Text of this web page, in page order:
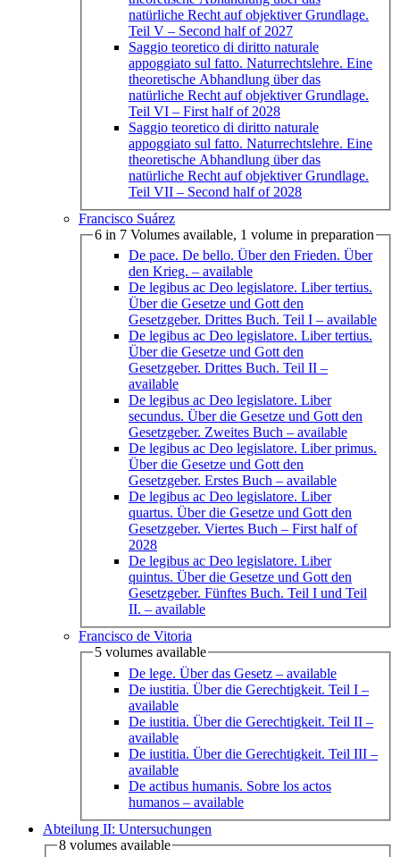
natürliche Recht auf objektiver Grundlage.
Teil V – Second half of 2027
Saggio teoretico di diritto naturale
appoggiato sul fatto. Naturrechtslehre. Eine
theoretische Abhandlung über das
natürliche Recht auf objektiver Grundlage.
Teil VI – First half of 2028
Saggio teoretico di diritto naturale
appoggiato sul fatto. Naturrechtslehre. Eine
theoretische Abhandlung über das
natürliche Recht auf objektiver Grundlage.
Teil VII – Second half of 2028
Francisco Suárez
6 in 7 Volumes available, 1 volume in preparation
De pace. De bello. Über den Frieden. Über
den Krieg. – available
De legibus ac Deo legislatore. Liber tertius.
Über die Gesetze und Gott den
Gesetzgeber. Drittes Buch. Teil I – available
De legibus ac Deo legislatore. Liber tertius.
Über die Gesetze und Gott den
Gesetzgeber. Drittes Buch. Teil II –
available
De legibus ac Deo legislatore. Liber
secundus. Über die Gesetze und Gott den
Gesetzgeber. Zweites Buch – available
De legibus ac Deo legislatore. Liber primus.
Über die Gesetze und Gott den
Gesetzgeber. Erstes Buch – available
De legibus ac Deo legislatore. Liber
quartus. Über die Gesetze und Gott den
Gesetzgeber. Viertes Buch – First half of
2028
De legibus ac Deo legislatore. Liber
quintus. Über die Gesetze und Gott den
Gesetzgeber. Fünftes Buch. Teil I und Teil
II. – available
Francisco de Vitoria
5 volumes available
De lege. Über das Gesetz – available
De iustitia. Über die Gerechtigkeit. Teil I –
available
De iustitia. Über die Gerechtigkeit. Teil II –
available
De iustitia. Über die Gerechtigkeit. Teil III –
available
De actibus humanis. Sobre los actos
humanos – available
Abteilung II: Untersuchungen
8 volumes available